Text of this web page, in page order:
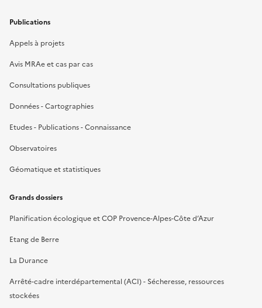
Publications
Appels à projets
Avis MRAe et cas par cas
Consultations publiques
Données - Cartographies
Etudes - Publications - Connaissance
Observatoires
Géomatique et statistiques
Grands dossiers
Planification écologique et COP Provence-Alpes-Côte d’Azur
Etang de Berre
La Durance
Arrêté-cadre interdépartemental (ACI) - Sécheresse, ressources
stockées